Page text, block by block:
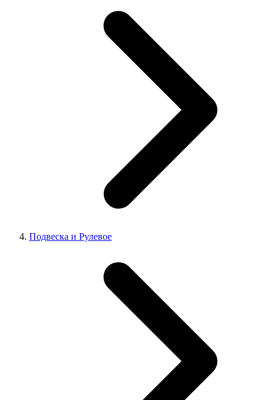
Подвеска и Рулевое